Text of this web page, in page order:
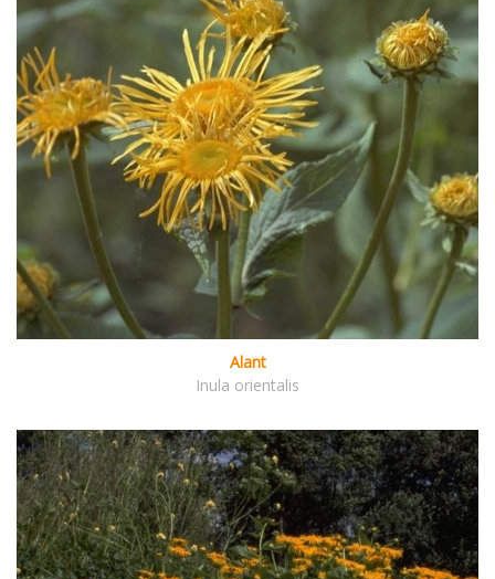
Alant
Inula orientalis